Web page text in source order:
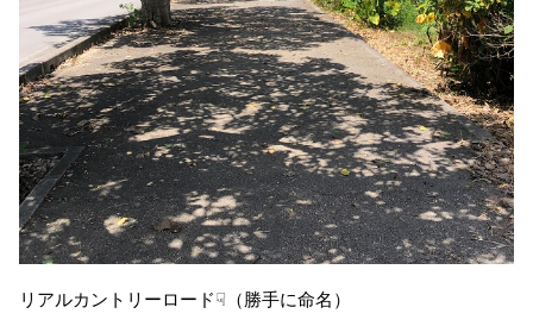
リアルカントリーロード☟（勝手に命名）